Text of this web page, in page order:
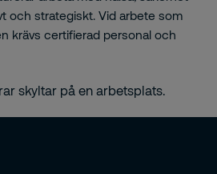
och strategiskt. Vid arbete som
krävs certifierad personal och